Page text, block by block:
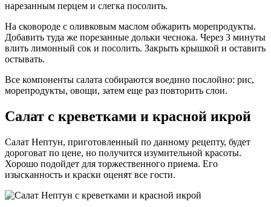
нарезанным перцем и слегка посолить.
На сковороде с оливковым маслом обжарить морепродукты.
Добавить туда же порезанные дольки чеснока. Через 3 минуты
влить лимонный сок и посолить. Закрыть крышкой и оставить
остывать.
Все компоненты салата собираются воедино послойно: рис,
морепродукты, овощи, затем еще раз повторить слои.
Салат с креветками и красной икрой
Салат Нептун, приготовленный по данному рецепту, будет
дороговат по цене, но получится изумительной красоты.
Хорошо подойдет для торжественного приема. Его
изысканность и краски оценят все гости.